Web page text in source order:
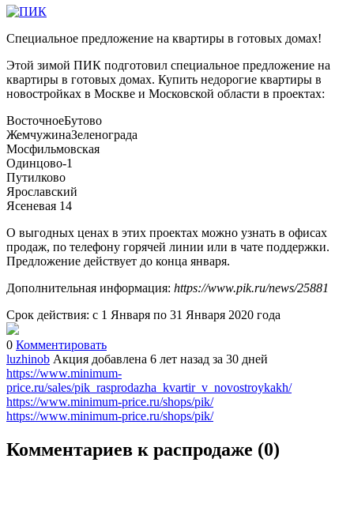
Специальное предложение на квартиры в готовых домах!
Этой зимой ПИК подготовил специальное предложение на
квартиры в готовых домах. Купить недорогие квартиры в
новостройках в Москве и Московской области в проектах:
ВосточноеБутово
ЖемчужинаЗеленограда
Мосфильмовская
Одинцово-1
Путилково
Ярославский
Ясеневая 14
О выгодных ценах в этих проектах можно узнать в офисах
продаж, по телефону горячей линии или в чате поддержки.
Предложение действует до конца января.
Дополнительная информация: https://www.pik.ru/news/25881
Срок действия: с 1 Января по 31 Января 2020 года
0 Комментировать
luzhinob Акция добавлена 6 лет назад за 30 дней
https://www.minimum-
price.ru/sales/pik_rasprodazha_kvartir_v_novostroykakh/
https://www.minimum-price.ru/shops/pik/
https://www.minimum-price.ru/shops/pik/
Комментариев к распродаже (0)